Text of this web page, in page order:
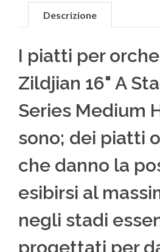
Descrizione
I piatti per
Zildjian 16" A
Series Medium
sono; dei piatti
che danno la
esibirsi al
negli stadi
progettati per